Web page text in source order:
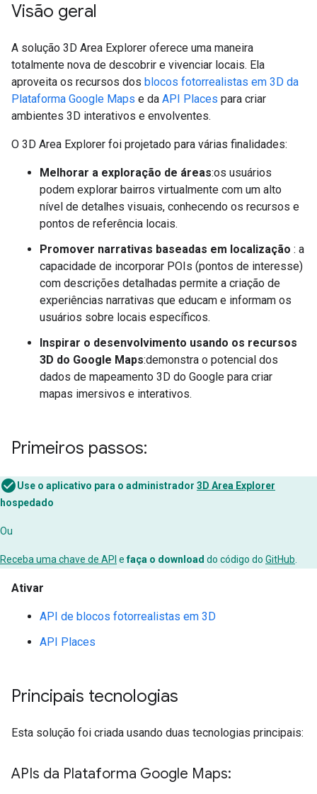
Visão geral
A solução 3D Area Explorer oferece uma maneira
totalmente nova de descobrir e vivenciar locais. Ela
aproveita os recursos dos blocos fotorrealistas em 3D da
Plataforma Google Maps e da API Places para criar
ambientes 3D interativos e envolventes.
O 3D Area Explorer foi projetado para várias finalidades:
Melhorar a exploração de áreas:os usuários
podem explorar bairros virtualmente com um alto
nível de detalhes visuais, conhecendo os recursos e
pontos de referência locais.
Promover narrativas baseadas em localização : a
capacidade de incorporar POIs (pontos de interesse)
com descrições detalhadas permite a criação de
experiências narrativas que educam e informam os
usuários sobre locais específicos.
Inspirar o desenvolvimento usando os recursos
3D do Google Maps:demonstra o potencial dos
dados de mapeamento 3D do Google para criar
mapas imersivos e interativos.
Primeiros passos:
Use o aplicativo para o administrador 3D Area Explorer
hospedado
Ou
Receba uma chave de API efaça o download do código do GitHub
Ativar
API de blocos fotorrealistas em 3D
API Places
Principais tecnologias
Esta solução foi criada usando duas tecnologias principais:
APIs da Plataforma Google Maps: